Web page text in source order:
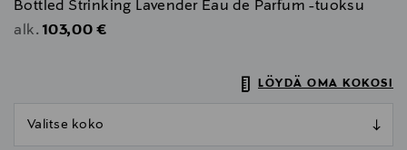
Bottled Strinking Lavender Eau de Parfum -tuoksu
alk. Original Price
103,00 €
LÖYDÄ OMA KOKOSI